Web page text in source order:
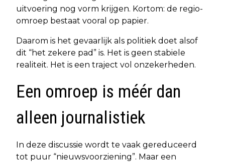
uitvoering nog vorm krijgen. Kortom: de regio-
omroep bestaat vooral op papier.
Daarom is het gevaarlijk als politiek doet alsof
dit “het zekere pad” is. Het is geen stabiele
realiteit. Het is een traject vol onzekerheden.
Een omroep is méér dan
alleen journalistiek
In deze discussie wordt te vaak gereduceerd
tot puur “nieuwsvoorziening”. Maar een